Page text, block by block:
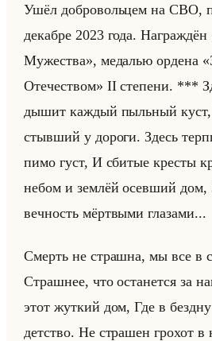
Ушёл доб­ро­вольцем на СВО,
де­каб­ре 2023 года.
Мужества», ме­да­лью ор­де­на
Отечеством» II сте­пе­ни. ***
дышит каж­дый пыльный
стыв­ший у до­ро­ги. Здесь
пи­мо густ, И сби­тые кре­сты
небом и зем­лёй осев­ший дом,
веч­ность мёрт­вы­ми гла­за­ми...
Смерть не страш­на, мы все в
Страш­нее, что оста­нет­ся за
этот жут­кий дом, Где в
дет­ство. Не стра­шен гро­хот в